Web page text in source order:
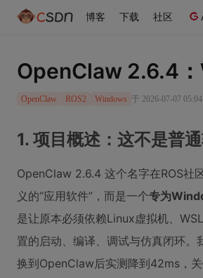
博客 下载 社区
OpenClaw 2.6.4
OpenClaw ROS2 Windows 于 2026-07-07
1. 项目概述：这不是普
OpenClaw 2.6.4 这个名字在ROS社
义的“应用软件”，而是一个专为
是让原本必须依赖Linux虚拟机、
置的启动、编译、调试与仿真闭环。
换到OpenClaw后实测降到42ms，